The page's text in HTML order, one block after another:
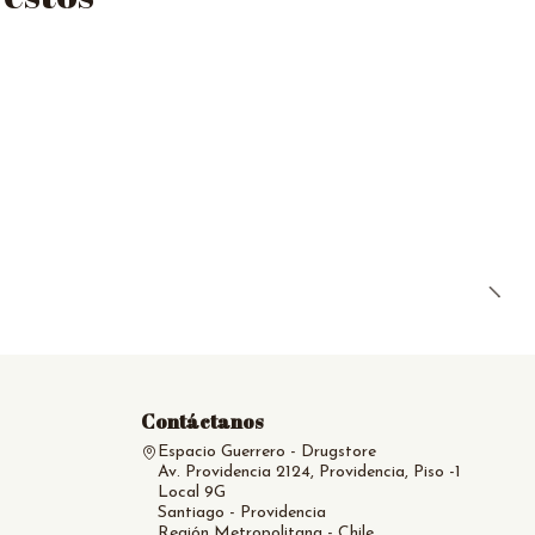
Contáctanos
Espacio Guerrero - Drugstore
Av. Providencia 2124, Providencia, Piso -1
Local 9G
Santiago - Providencia